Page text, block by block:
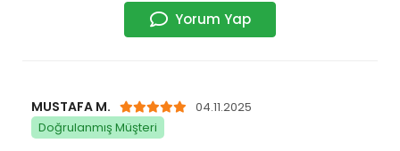
Yorum Yap
MUSTAFA M.
04.11.2025
Doğrulanmış Müşteri